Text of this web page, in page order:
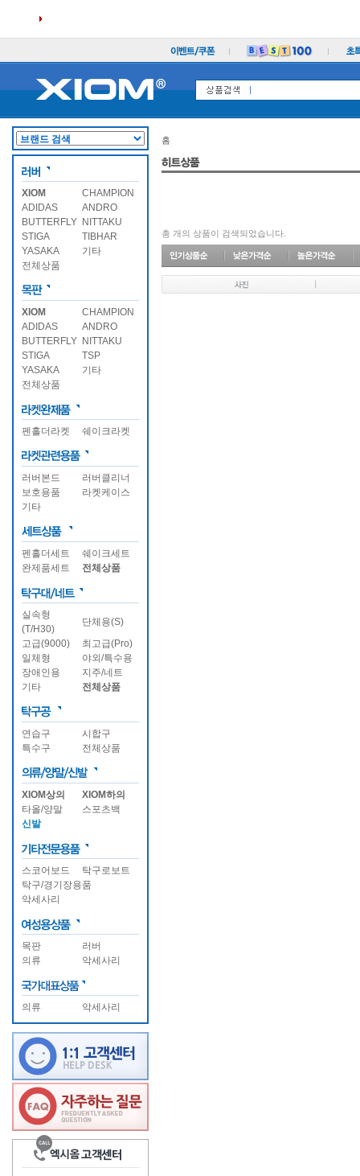
XIOM
CHAMPION
ADIDAS
ANDRO
BUTTERFLY NITTAKU
STIGA
TIBHAR
YASAKA
기타
전체상품
XIOM
CHAMPION
ADIDAS
ANDRO
BUTTERFLY NITTAKU
STIGA
TSP
YASAKA
기타
전체상품
펜홀더라켓 쉐이크라켓
러버본드
러버클리너
보호용품
라켓케이스
기타
펜홀더세트
쉐이크세트
완제품세트
전체상품
실속형
(T/H30)
단체용(S)
고급(9000)
최고급(Pro)
일체형
야외/특수용
장애인용
지주/네트
기타
전체상품
연습구
시합구
특수구
전체상품
XIOM상의
XIOM하의
타올/양말
스포츠백
신발
스코어보드
탁구로보트
탁구/경기장용품
악세사리
목판
러버
의류
악세사리
의류 악세사리
홈
총 개의 상품이 검색되었습니다.